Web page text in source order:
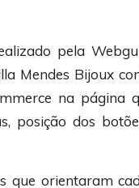
pela
Mendes Bijoux
na página
posição dos
que orientaram